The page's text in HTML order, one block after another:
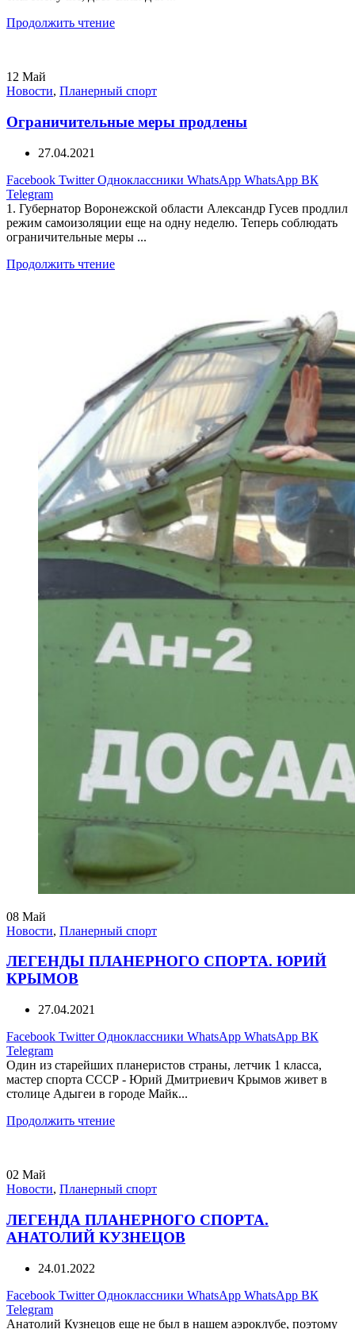
Продолжить чтение
12 Май
Новости, Планерный спорт
Ограничительные меры продлены
27.04.2021
Facebook Twitter Одноклассники WhatsApp WhatsApp ВК
Telegram
1. Губернатор Воронежской области Александр Гусев продлил
режим самоизоляции еще на одну неделю. Теперь соблюдать
ограничительные меры ...
Продолжить чтение
08 Май
Новости, Планерный спорт
ЛЕГЕНДЫ ПЛАНЕРНОГО СПОРТА. ЮРИЙ
КРЫМОВ
27.04.2021
Facebook Twitter Одноклассники WhatsApp WhatsApp ВК
Telegram
Один из старейших планеристов страны, летчик 1 класса,
мастер спорта СССР - Юрий Дмитриевич Крымов живет в
столице Адыгеи в городе Майк...
Продолжить чтение
02 Май
Новости, Планерный спорт
ЛЕГЕНДА ПЛАНЕРНОГО СПОРТА.
АНАТОЛИЙ КУЗНЕЦОВ
24.01.2022
Facebook Twitter Одноклассники WhatsApp WhatsApp ВК
Telegram
Анатолий Кузнецов еще не был в нашем аэроклубе, поэтому